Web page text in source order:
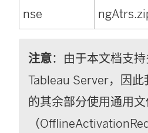
nse
注意：由于本文档支
Tableau Server，因
的其余部分使用通用文
（